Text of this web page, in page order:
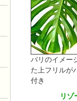
バリのイメー
た上フリルが
付き
リゾ